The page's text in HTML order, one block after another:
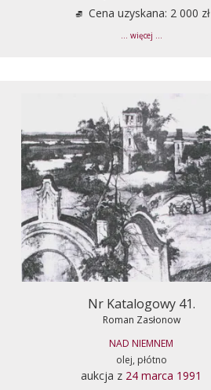
Cena uzyskana: 2 000 zł
... więcej ...
Nr Katalogowy 41.
Roman Zasłonow
NAD NIEMNEM
olej, płótno
aukcja z 24 marca 1991